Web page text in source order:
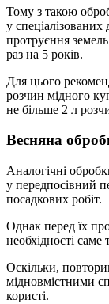
Тому з такою
у
протруєння
раз на 5 років.
Для цього
розчин мідного
не більше 2 л
Весняна
Аналогічні
у передпосівний
посадкових робіт.
Однак перед їх
необхідності саме
Оскільки,
мідновмістними
користі.